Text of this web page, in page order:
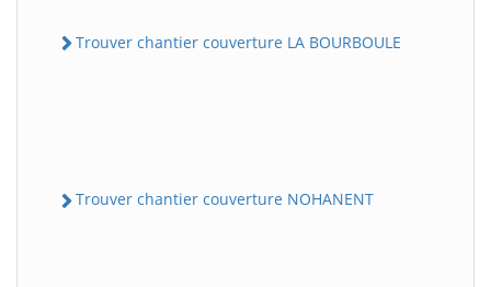
Trouver chantier couverture LA BOURBOULE
Trouver chantier couverture NOHANENT